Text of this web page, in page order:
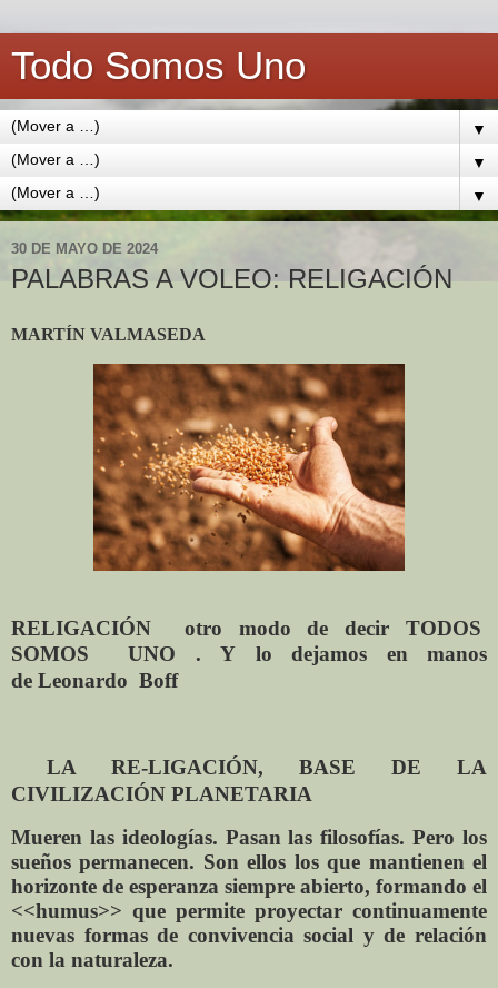
Todo Somos Uno
▼
▼
▼
30 DE MAYO DE 2024
PALABRAS A VOLEO: RELIGACIÓN
MARTÍN VALMASEDA
RELIGACIÓN
otro modo de decir TODOS
SOMOS
UNO . Y lo dejamos en manos
de Leonardo Boff
LA RE-LIGACIÓN, BASE DE LA
CIVILIZACIÓN PLANETARIA
Mueren las ideologías. Pasan las filosofías. Pero los
sueños permanecen. Son ellos los que mantienen el
horizonte de esperanza siempre abierto, formando el
<<humus>> que permite proyectar continuamente
nuevas formas de convivencia social y de relación
con la naturaleza.